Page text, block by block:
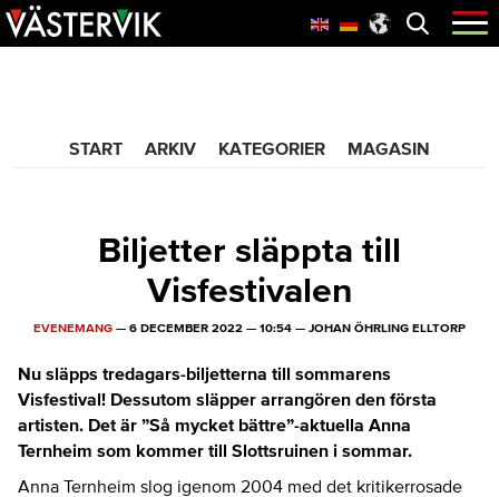
Hoppa
till
Skip
to
Hoppa
till
Öppna
menyn
START ARKIV KATEGORIER MAGASIN
Biljetter släppta till
Visfestivalen
EVENEMANG — 6 DECEMBER 2022 — 10:54 — JOHAN ÖHRLING ELLTORP
Nu släpps tredagars-biljetterna till sommarens
Visfestival! Dessutom släpper arrangören den första
artisten. Det är ”Så mycket bättre”-aktuella Anna
Ternheim som kommer till Slottsruinen i sommar.
Anna Ternheim slog igenom 2004 med det kritikerrosade